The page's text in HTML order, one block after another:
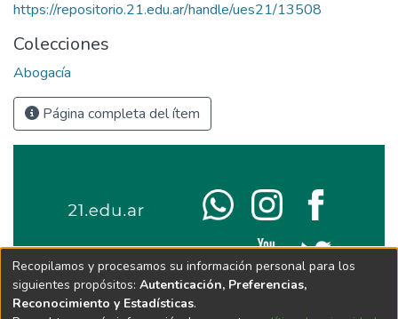
https://repositorio.21.edu.ar/handle/ues21/13508
Colecciones
Abogacía
Página completa del ítem
Recopilamos y procesamos su información personal para los
siguientes propósitos: Autenticación, Preferencias,
Reconocimiento y Estadísticas.